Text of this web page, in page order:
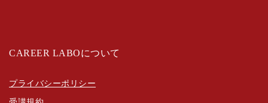
CAREER LABOについて
プライバシーポリシー